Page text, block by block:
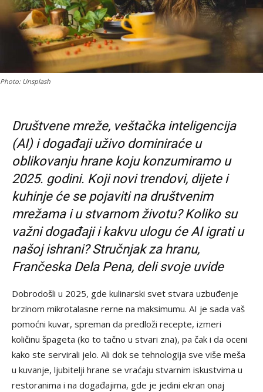
Photo: Unsplash
Društvene mreže, veštačka inteligencija
(AI) i događaji uživo dominiraće u
oblikovanju hrane koju konzumiramo u
2025. godini. Koji novi trendovi, dijete i
kuhinje će se pojaviti na društvenim
mrežama i u stvarnom životu? Koliko su
važni događaji i kakvu ulogu će AI igrati u
našoj ishrani? Stručnjak za hranu,
Frančeska Dela Pena, deli svoje uvide
Dobrodošli u 2025, gde kulinarski svet stvara uzbuđenje
brzinom mikrotalasne rerne na maksimumu. AI je sada vaš
pomoćni kuvar, spreman da predloži recepte, izmeri
količinu špageta (ko to tačno u stvari zna), pa čak i da oceni
kako ste servirali jelo. Ali dok se tehnologija sve više meša
u kuvanje, ljubitelji hrane se vraćaju stvarnim iskustvima u
restoranima i na događajima, gde je jedini ekran onaj